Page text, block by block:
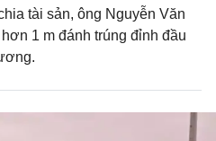
tài sản, ông Nguyễn Văn
1 m đánh trúng đỉnh đầu